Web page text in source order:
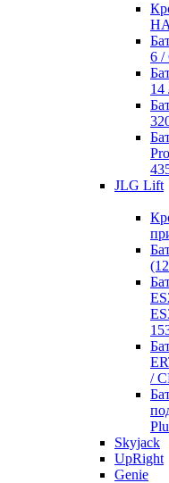
6 /
14
JLG Lift
/
Skyjack
UpRight
Genie